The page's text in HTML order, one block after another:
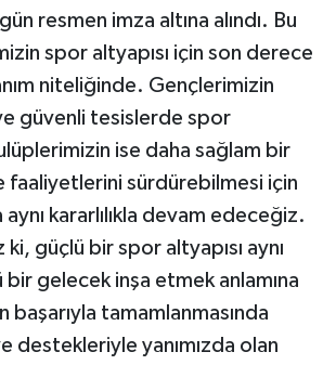
resmen imza altına alındı. Bu
spor altyapısı için son derece
niteliğinde. Gençlerimizin
güvenli tesislerde spor
ise daha sağlam bir
faaliyetlerini sürdürebilmesi için
aynı kararlılıkla devam edeceğiz.
güçlü bir spor altyapısı aynı
gelecek inşa etmek anlamına
başarıyla tamamlanmasında
destekleriyle yanımızda olan